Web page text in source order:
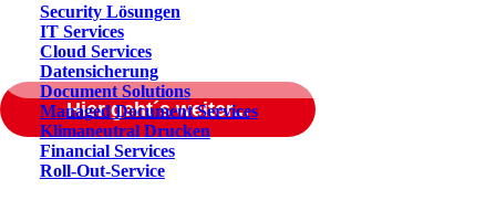
Hier geht´s weiter...
MEHRSTUFIGES
Security Lösungen
IT Services
Cloud Services
Datensicherung
Document Solutions
Managed Document Services
Klimaneutral Drucken
Financial Services
Roll-Out-Service